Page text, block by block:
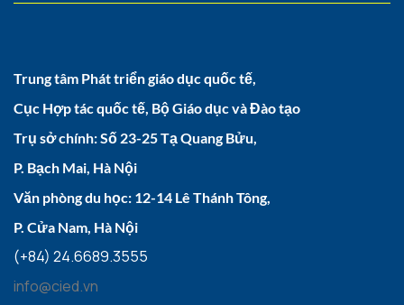
Trung tâm Phát triển giáo dục quốc tế,
Cục Hợp tác quốc tế, Bộ Giáo dục và Đào tạo
Trụ sở chính: Số 23-25 Tạ Quang Bửu,
P. Bạch Mai, Hà Nội
Văn phòng du học: 12-14 Lê Thánh Tông,
P. Cửa Nam, Hà Nội
(+84) 24.6689.3555
info@cied.vn